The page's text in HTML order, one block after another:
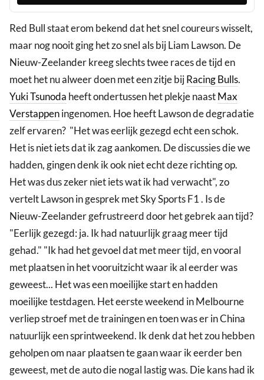
Red Bull staat erom bekend dat het snel coureurs wisselt,
maar nog nooit ging het zo snel als bij Liam Lawson. De
Nieuw-Zeelander kreeg slechts twee races de tijd en
moet het nu alweer doen met een zitje bijRacing Bulls.
Yuki Tsunoda heeft ondertussen het plekje naastMax
Verstappeningenomen. Hoe heeft Lawson de degradatie
zelf ervaren? "Het was eerlijk gezegd echt een schok.
Het is niet iets dat ik zag aankomen. De discussies die we
hadden, gingen denk ik ook niet echt deze richting op.
Het was dus zeker niet iets wat ik had verwacht", zo
vertelt Lawson in gesprek met Sky Sports F1 . Is de
Nieuw-Zeelander gefrustreerd door het gebrek aan tijd?
"Eerlijk gezegd: ja. Ik had natuurlijk graag meer tijd
gehad." "Ik had het gevoel dat met meer tijd, en vooral
met plaatsen in het vooruitzicht waar ik al eerder was
geweest... Het was een moeilijke start en hadden
moeilijke testdagen. Het eerste weekend in Melbourne
verliep stroef met de trainingen en toen was er in China
natuurlijk een sprintweekend. Ik denk dat het zou hebben
geholpen om naar plaatsen te gaan waar ik eerder ben
geweest, met de auto die nogal lastig was. Die kans had ik